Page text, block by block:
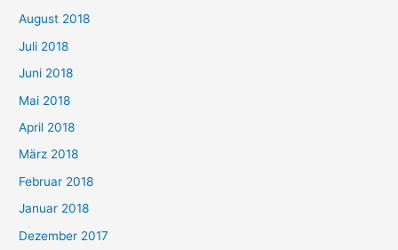
August 2018
Juli 2018
Juni 2018
Mai 2018
April 2018
März 2018
Februar 2018
Januar 2018
Dezember 2017